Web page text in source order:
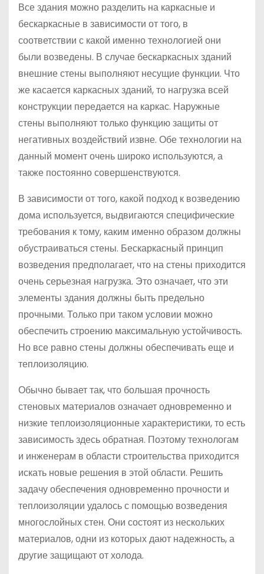
Все здания можно разделить на каркасные и
бескаркасные в зависимости от того, в
соответствии с какой именно технологией они
были возведены. В случае бескаркасных зданий
внешние стены выполняют несущие функции. Что
же касается каркасных зданий, то нагрузка всей
конструкции передается на каркас. Наружные
стены выполняют только функцию защиты от
негативных воздействий извне. Обе технологии на
данный момент очень широко используются, а
также постоянно совершенствуются.
В зависимости от того, какой подход к возведению
дома используется, выдвигаются специфические
требования к тому, каким именно образом должны
обустраиваться стены. Бескаркасный принцип
возведения предполагает, что на стены приходится
очень серьезная нагрузка. Это означает, что эти
элементы здания должны быть предельно
прочными. Только при таком условии можно
обеспечить строению максимальную устойчивость.
Но все равно стены должны обеспечивать еще и
теплоизоляцию.
Обычно бывает так, что большая прочность
стеновых материалов означает одновременно и
низкие теплоизоляционные характеристики, то есть
зависимость здесь обратная. Поэтому технологам
и инженерам в области строительства приходится
искать новые решения в этой области. Решить
задачу обеспечения одновременно прочности и
теплоизоляции удалось с помощью возведения
многослойных стен. Они состоят из нескольких
материалов, одни из которых дают надежность, а
другие защищают от холода.